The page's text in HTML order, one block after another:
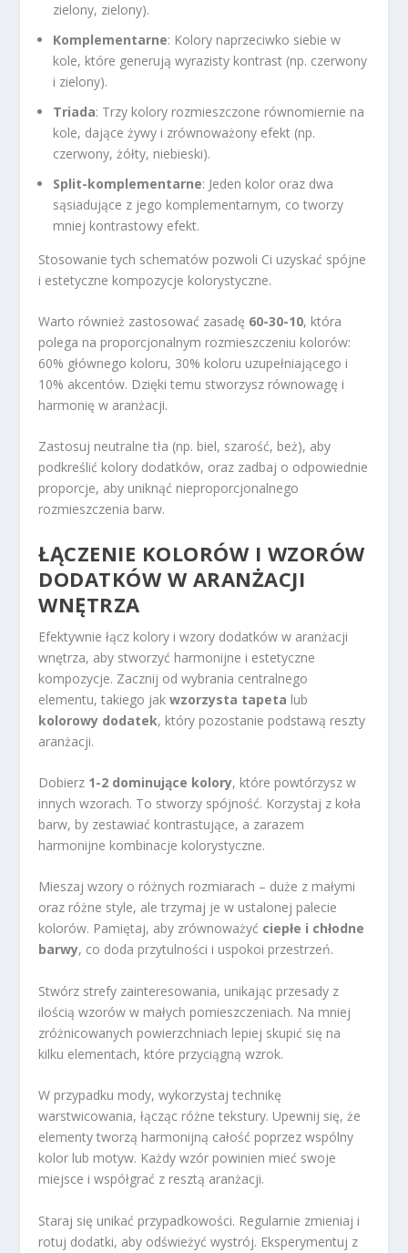
zielony, zielony).
Komplementarne: Kolory naprzeciwko siebie w
kole, które generują wyrazisty kontrast (np. czerwony
i zielony).
Triada: Trzy kolory rozmieszczone równomiernie na
kole, dające żywy i zrównoważony efekt (np.
czerwony, żółty, niebieski).
Split-komplementarne: Jeden kolor oraz dwa
sąsiadujące z jego komplementarnym, co tworzy
mniej kontrastowy efekt.
Stosowanie tych schematów pozwoli Ci uzyskać spójne
i estetyczne kompozycje kolorystyczne.
Warto również zastosować zasadę 60-30-10, która
polega na proporcjonalnym rozmieszczeniu kolorów:
60% głównego koloru, 30% koloru uzupełniającego i
10% akcentów. Dzięki temu stworzysz równowagę i
harmonię w aranżacji.
Zastosuj neutralne tła (np. biel, szarość, beż), aby
podkreślić kolory dodatków, oraz zadbaj o odpowiednie
proporcje, aby uniknąć nieproporcjonalnego
rozmieszczenia barw.
ŁĄCZENIE KOLORÓW I WZORÓW
DODATKÓW W ARANŻACJI
WNĘTRZA
Efektywnie łącz kolory i wzory dodatków w aranżacji
wnętrza, aby stworzyć harmonijne i estetyczne
kompozycje. Zacznij od wybrania centralnego
elementu, takiego jakwzorzysta tapeta lub
kolorowy dodatek, który pozostanie podstawą reszty
aranżacji.
Dobierz 1-2 dominujące kolory, które powtórzysz w
innych wzorach. To stworzy spójność. Korzystaj z koła
barw, by zestawiać kontrastujące, a zarazem
harmonijne kombinacje kolorystyczne.
Mieszaj wzory o różnych rozmiarach – duże z małymi
oraz różne style, ale trzymaj je w ustalonej palecie
kolorów. Pamiętaj, aby zrównoważyć ciepłe i chłodne
barwy, co doda przytulności i uspokoi przestrzeń.
Stwórz strefy zainteresowania, unikając przesady z
ilością wzorów w małych pomieszczeniach. Na mniej
zróżnicowanych powierzchniach lepiej skupić się na
kilku elementach, które przyciągną wzrok.
W przypadku mody, wykorzystaj technikę
warstwicowania, łącząc różne tekstury. Upewnij się, że
elementy tworzą harmonijną całość poprzez wspólny
kolor lub motyw. Każdy wzór powinien mieć swoje
miejsce i współgrać z resztą aranżacji.
Staraj się unikać przypadkowości. Regularnie zmieniaj i
rotuj dodatki, aby odświeżyć wystrój. Eksperymentuj z